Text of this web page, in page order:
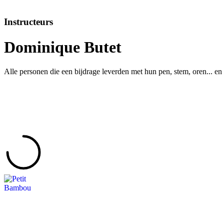
Instructeurs
Dominique Butet
Alle personen die een bijdrage leverden met hun pen, stem, oren... en